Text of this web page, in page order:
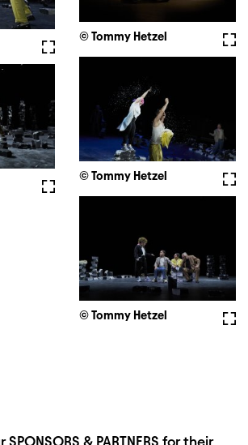
© Tommy Hetzel
Fullscreen
© Tommy Hetzel
Fullscreen
© Tommy Hetzel
SPONSORS & PARTNERS for their